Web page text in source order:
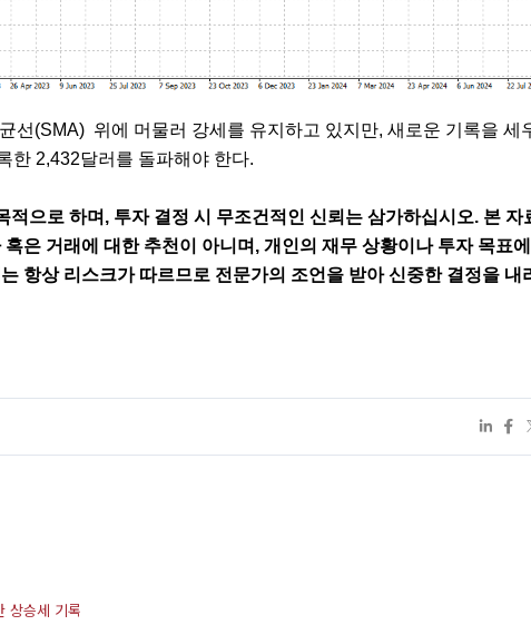
선(SMA)  위에 머물러 강세를 유지하고 있지만, 새로운 기록을 세
한 2,432달러를 돌파해야 한다.
적으로 하며, 투자 결정 시 무조건적인 신뢰는 삼가하십시오. 본 자
은 거래에 대한 추천이 아니며, 개인의 재무 상황이나 투자 목표
항상 리스크가 따르므로 전문가의 조언을 받아 신중한 결정을 내
상승세 기록